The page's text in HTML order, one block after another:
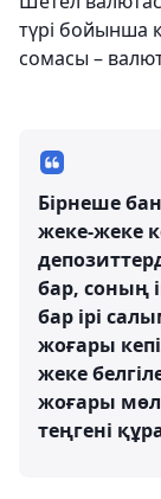
түрі бойынша
сомасы –
Бірнеше
жеке-жеке
бар, соның
бар ірі
жоғары
жеке
жоғары
теңгені